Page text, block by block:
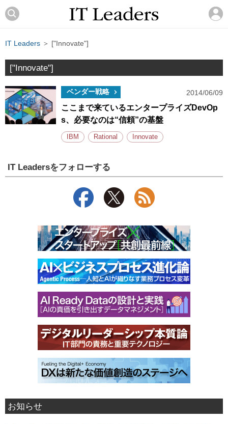
IT Leaders ＞ ["Innovate"]
["Innovate"]
ベンダー戦略 2014/06/09
ここまで来ているエンタープライズDevOp
s、必要なのは“信頼”の基盤
IBM Rational Innovate
IT Leadersをフォローする
お知らせ